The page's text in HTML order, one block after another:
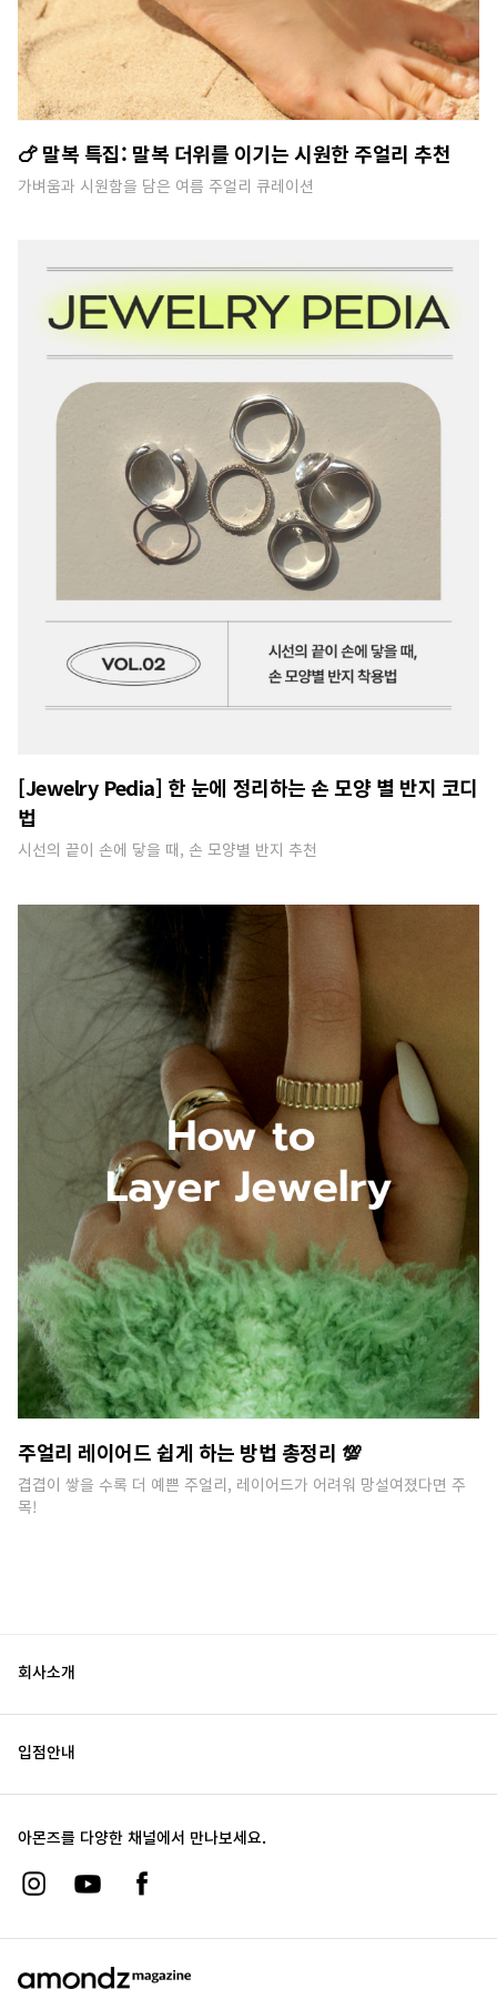
🍗 말복 특집: 말복 더위를 이기는 시원한 주얼리 추천
가벼움과 시원함을 담은 여름 주얼리 큐레이션
[Jewelry Pedia] 한 눈에 정리하는 손 모양 별 반지 코디
법
시선의 끝이 손에 닿을 때, 손 모양별 반지 추천
주얼리 레이어드 쉽게 하는 방법 총정리 💯
겹겹이 쌓을 수록 더 예쁜 주얼리, 레이어드가 어려워 망설여졌다면 주
목!
회사소개
입점안내
아몬즈를 다양한 채널에서 만나보세요.